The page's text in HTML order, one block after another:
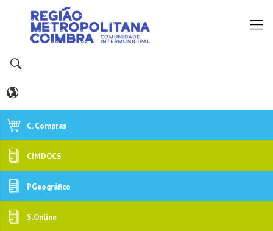
C. Compras
CIMDOCS
PGeográfico
S.Online